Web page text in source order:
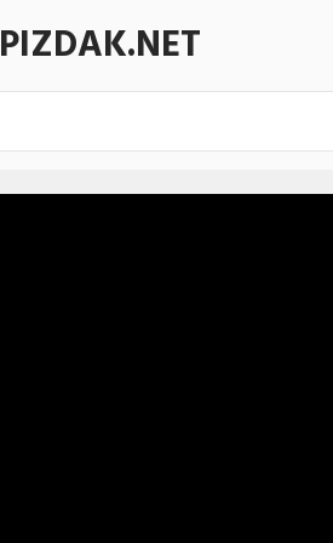
PIZDAK.NET